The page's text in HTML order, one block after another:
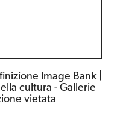
Image Bank |
cultura - Gallerie
vietata